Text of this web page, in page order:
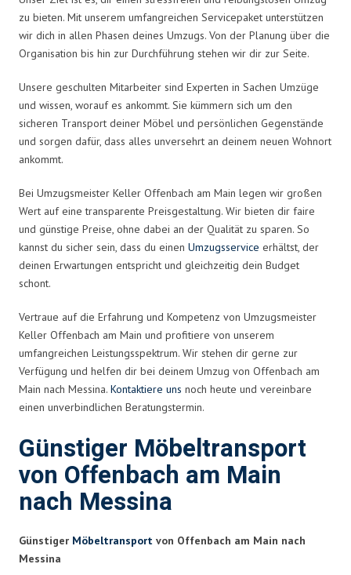
zu bieten. Mit unserem umfangreichen Servicepaket unterstützen
wir dich in allen Phasen deines Umzugs. Von der Planung über die
Organisation bis hin zur Durchführung stehen wir dir zur Seite.
Unsere geschulten Mitarbeiter sind Experten in Sachen Umzüge
und wissen, worauf es ankommt. Sie kümmern sich um den
sicheren Transport deiner Möbel und persönlichen Gegenstände
und sorgen dafür, dass alles unversehrt an deinem neuen Wohnort
ankommt.
Bei Umzugsmeister Keller Offenbach am Main legen wir großen
Wert auf eine transparente Preisgestaltung. Wir bieten dir faire
und günstige Preise, ohne dabei an der Qualität zu sparen. So
kannst du sicher sein, dass du einen Umzugsservice erhältst, der
deinen Erwartungen entspricht und gleichzeitig dein Budget
schont.
Vertraue auf die Erfahrung und Kompetenz von Umzugsmeister
Keller Offenbach am Main und profitiere von unserem
umfangreichen Leistungsspektrum. Wir stehen dir gerne zur
Verfügung und helfen dir bei deinem Umzug von Offenbach am
Main nach Messina. Kontaktiere uns noch heute und vereinbare
einen unverbindlichen Beratungstermin.
Günstiger Möbeltransport
von Offenbach am Main
nach Messina
Günstiger Möbeltransport von Offenbach am Main nach
Messina